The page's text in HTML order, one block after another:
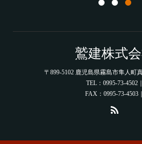
鷲建株式
〒899-5102 鹿児島県霧島市隼人町真
TEL：0995-73-4502｜
FAX：0995-73-4503｜